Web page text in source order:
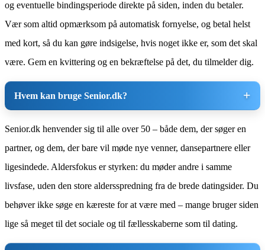
og eventuelle bindingsperiode direkte på siden, inden du betaler.
Vær som altid opmærksom på automatisk fornyelse, og betal helst
med kort, så du kan gøre indsigelse, hvis noget ikke er, som det skal
være. Gem en kvittering og en bekræftelse på det, du tilmelder dig.
Hvem kan bruge Senior.dk?
Senior.dk henvender sig til alle over 50 – både dem, der søger en
partner, og dem, der bare vil møde nye venner, dansepartnere eller
ligesindede. Aldersfokus er styrken: du møder andre i samme
livsfase, uden den store aldersspredning fra de brede datingsider. Du
behøver ikke søge en kæreste for at være med – mange bruger siden
lige så meget til det sociale og til fællesskaberne som til dating.